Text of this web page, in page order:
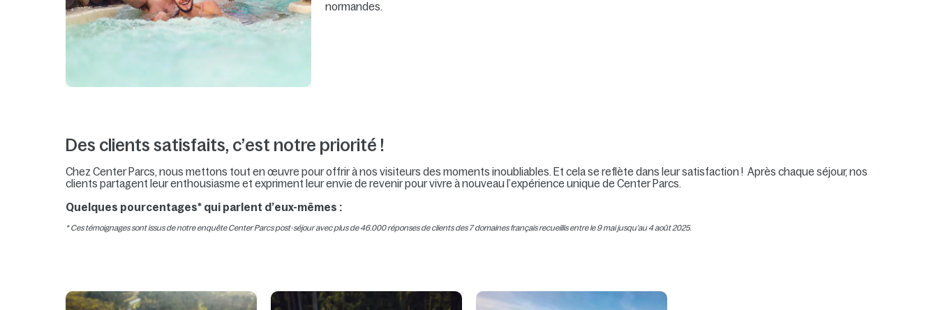
normandes.
Des clients satisfaits, c’est notre priorité !
Chez Center Parcs, nous mettons tout en œuvre pour offrir à nos visiteurs des moments inoubliables. Et cela se reflète dans leur satisfaction ! Après chaque séjour, nos
clients partagent leur enthousiasme et expriment leur envie de revenir pour vivre à nouveau l’expérience unique de Center Parcs.
Quelques pourcentages* qui parlent d’eux-mêmes :
* Ces témoignages sont issus de notre enquête Center Parcs post-séjour avec plus de 46.000 réponses de clients des 7 domaines français recueillis entre le 9 mai jusqu’au 4 août 2025.